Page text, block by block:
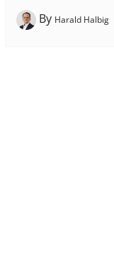
By Harald Halbig